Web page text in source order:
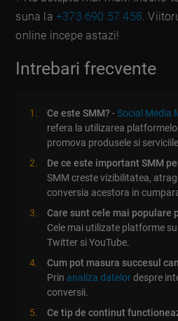
suna la+373 690 57 458 .
online incepe astazi!
Intrebari frecvente
Ce este SMM?-Social Media
refera la utilizarea
promova produsele si
De ce este important SMM
SMM creste vizibilitatea,
conversia acestora in
Care sunt cele mai populare
Cele mai utilizate platforme
Twitter si YouTube.
Cum pot masura succesul
Prin analiza datelordespre
conversii.
Ce tip de continut